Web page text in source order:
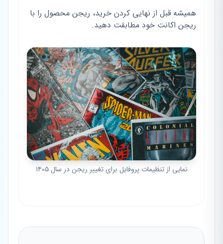
همیشه قبل از نهایی کردن خرید، ریجن محصول را با
ریجن اکانت خود مطابقت دهید.
نمایی از تنظیمات پروفایل برای تغییر ریجن در سال ۱۴۰۵